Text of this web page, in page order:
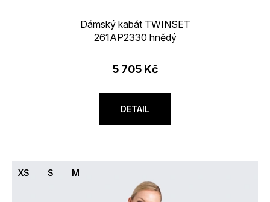
Dámský kabát TWINSET
261AP2330 hnědý
5 705 Kč
DETAIL
XS S M